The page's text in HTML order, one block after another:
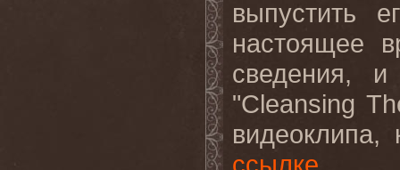
выпустить
настоящее
сведения,
"Cleansing